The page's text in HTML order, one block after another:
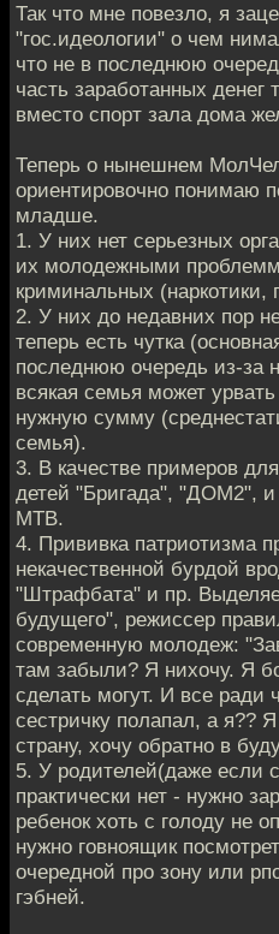
Так что мне повезло, я
"гос.идеологии" о чем
что не в последнюю
часть заработанных денег
вместо спорт зала дома
Теперь о нынешнем
ориентировочно понимаю
младше.
1. У них нет серьезных
их молодежными
криминальных (наркотики,
2. У них до недавних пор
теперь есть чутка
последнюю очередь из-за
всякая семья может
нужную сумму
семья).
3. В качестве примеров
детей "Бригада", "ДОМ2", и
МТВ.
4. Прививка патриотизма
некачественной бурдой
"Штрафбата" и пр.
будущего", режиссер
современную молодеж:
там забыли? Я нихочу. Я
сделать могут. И все ради
сестричку полапал, а я??
страну, хочу обратно в
5. У родителей(даже если
практически нет - нужно
ребенок хоть с голоду не
нужно говноящик
очередной про зону или
гэбней.